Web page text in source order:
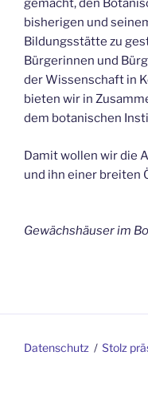
gemacht, den
bisherigen und
Bildungsstätte zu
Bürgerinnen und
der Wissenschaft in
bieten wir in
dem botanischen
Damit wollen wir die
und ihn einer breiten
Gewächshäuser im
Datenschutz Stolz